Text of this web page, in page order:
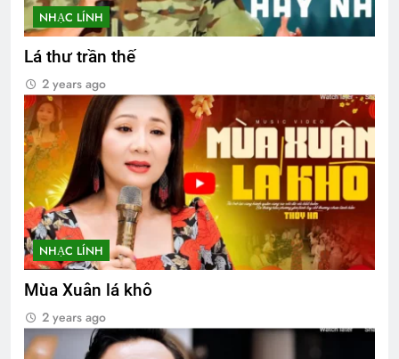
NHẠC LÍNH
Lá thư trần thế
2 years ago
NHẠC LÍNH
Mùa Xuân lá khô
2 years ago